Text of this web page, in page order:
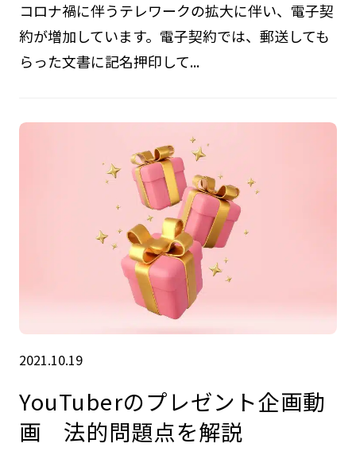
コロナ禍に伴うテレワークの拡大に伴い、電子契
約が増加しています。電子契約では、郵送しても
らった文書に記名押印して...
2021.10.19
YouTuberのプレゼント企画動
画 法的問題点を解説